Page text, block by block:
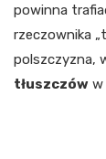
powinna
rzeczownika
polszczyzna,
tłuszczów w